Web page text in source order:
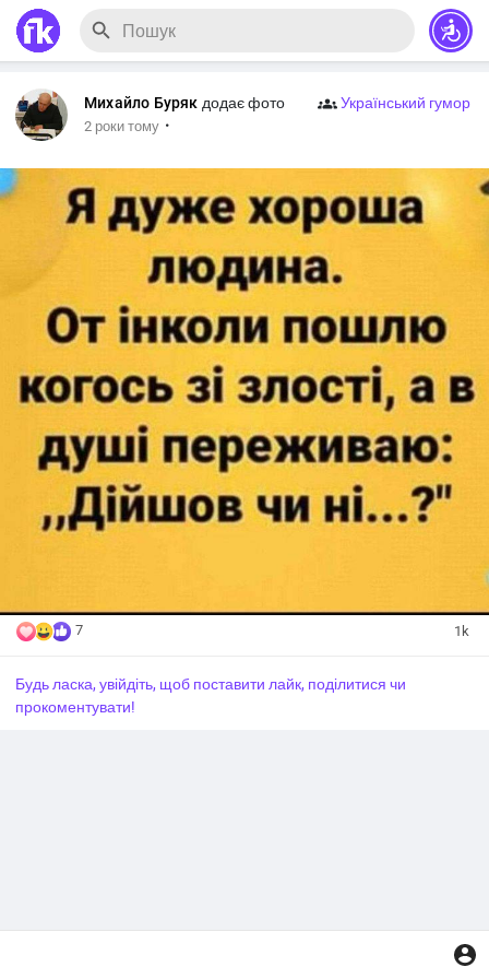
Михайло Буряк додає фото Український гумор
2 роки тому ·
7 1k
Будь ласка, увійдіть, щоб поставити лайк, поділитися чи
прокоментувати!